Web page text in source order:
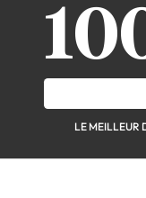
LE MEILLEUR